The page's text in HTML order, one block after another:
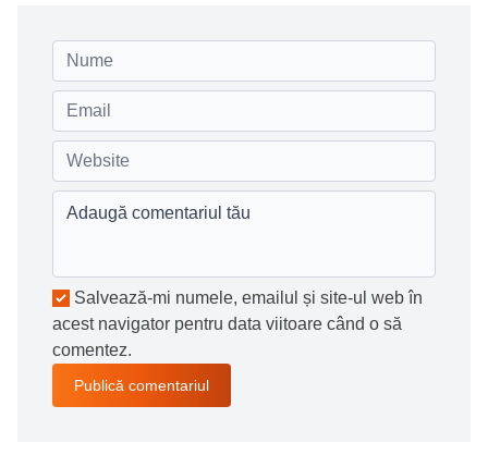
Salvează-mi numele, emailul și site-ul web în
acest navigator pentru data viitoare când o să
comentez.